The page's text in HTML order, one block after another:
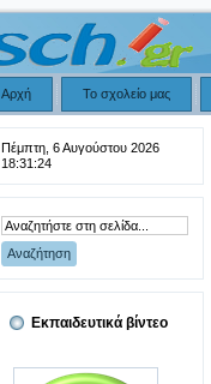
Αρχή Το σχολείο μας
Πέμπτη, 6 Αυγούστου 2026
18:31:25
Εκπαιδευτικά βίντεο